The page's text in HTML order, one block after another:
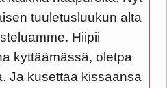
tuuletusluukun alta
Hiipii
kyttäämässä, oletpa
Ja kusettaa kissaansa